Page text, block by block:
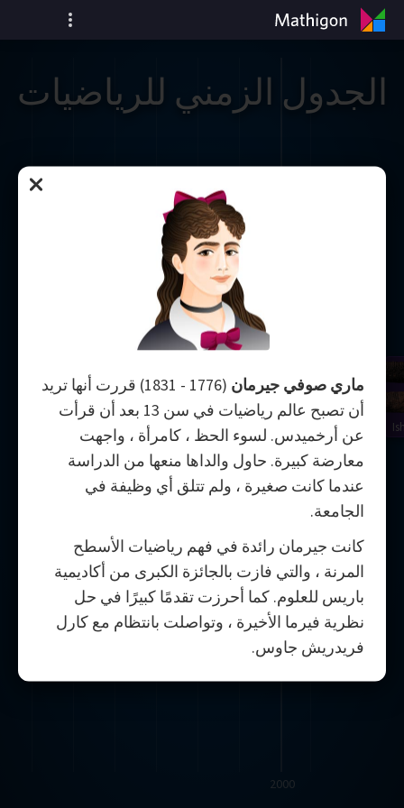
الجدول الزمني للرياضيات
2000
ماري صوفي جيرمان
(1776 - 1831) قررت أنها تريد
أن تصبح عالم رياضيات في سن 13 بعد أن قرأت
عن أرخميدس. لسوء الحظ ، كامرأة ، واجهت
معارضة كبيرة. حاول والداها منعها من الدراسة
عندما كانت صغيرة ، ولم تتلق أي وظيفة في
الجامعة.
كانت جيرمان رائدة في فهم رياضيات الأسطح
المرنة ، والتي فازت بالجائزة الكبرى من أكاديمية
باريس للعلوم. كما أحرزت تقدمًا كبيرًا في حل
نظرية فيرما الأخيرة ، وتواصلت بانتظام مع كارل
فريدريش جاوس.